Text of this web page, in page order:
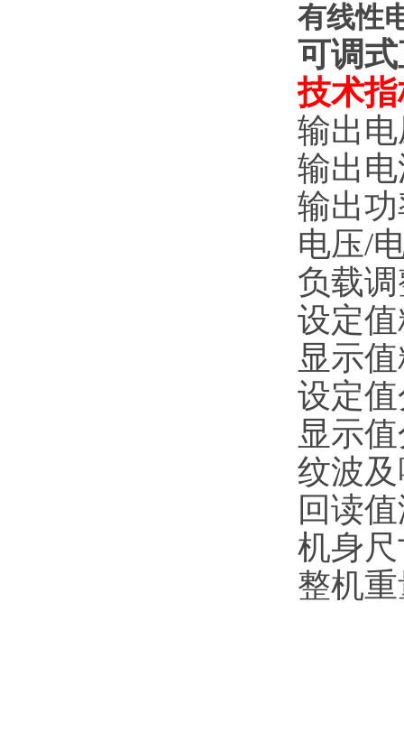
有线性
可调
技术
输出
输出
输出
电压/
负载
设定
显示
设定
显示
纹波
回读
机身
整机